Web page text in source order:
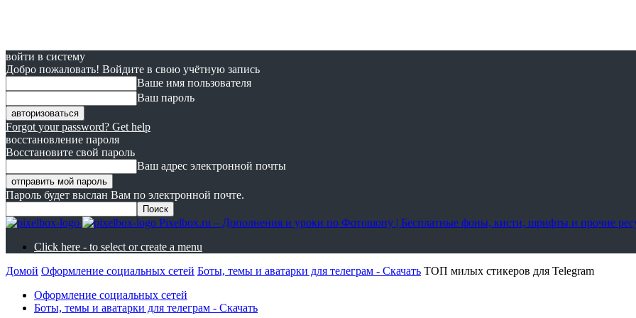
войти в систему
Добро пожаловать! Войдите в свою учётную запись
Ваше имя пользователя
Ваш пароль
Forgot your password? Get help
восстановление пароля
Восстановите свой пароль
Ваш адрес электронной почты
Пароль будет выслан Вам по электронной почте.
Pixelbox.ru – Дополнения и уроки по Фотошопу | Бесплатные фоны, кисти, шрифты и прочие
Click here - to select or create a menu
Домой Оформление социальных сетей Боты, темы и аватарки для телеграм - Скачать ТОП милых стикеров для Telegram
Оформление социальных сетей
Боты, темы и аватарки для телеграм - Скачать